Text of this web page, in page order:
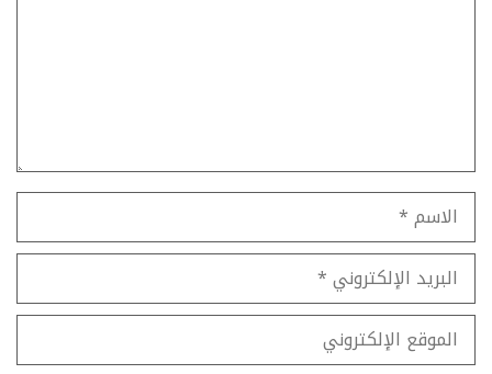
الاسم
البريد
الإلكتروني
الموقع
الإلكتروني